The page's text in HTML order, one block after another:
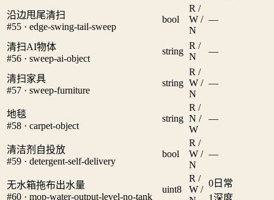
沿边甩尾清扫
#55 · edge-swing-tail-sweep
bool
R /
W /
N
—
清扫AI物体
#56 · sweep-ai-object
string
R /
N
—
清扫家具
#57 · sweep-furniture
string
R /
W /
N
—
地毯
#58 · carpet-object
string
R /
N /
W
—
清洁剂自投放
#59 · detergent-self-delivery
bool
R /
W /
N
—
无水箱拖布出水量
#60 · mop-water-output-level-no-tank
uint8
R /
W /
0 日常
1深度